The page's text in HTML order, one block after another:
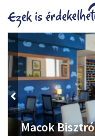
Macok Bisztró